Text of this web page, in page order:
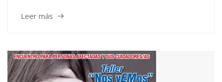
Leer más